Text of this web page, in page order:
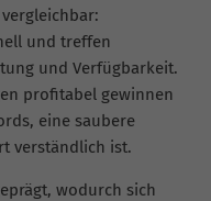
und treffen
und Verfügbarkeit.
profitabel gewinnen
eine saubere
verständlich ist.
wodurch sich